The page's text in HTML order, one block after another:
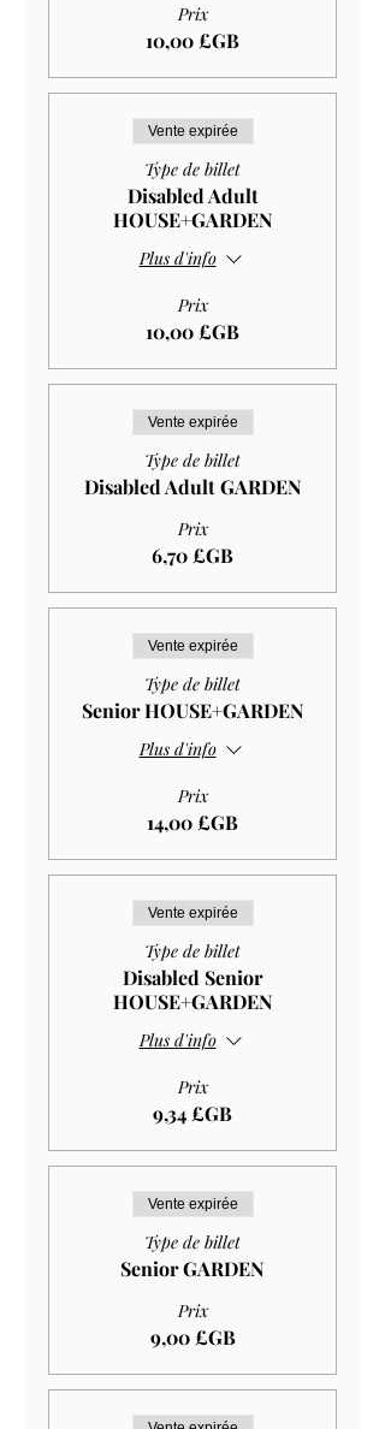
Prix
10,00 £GB
Vente expirée
Type de billet
Disabled Adult
HOUSE+GARDEN
Plus d'info
Prix
10,00 £GB
Vente expirée
Type de billet
Disabled Adult GARDEN
Prix
6,70 £GB
Vente expirée
Type de billet
Senior HOUSE+GARDEN
Plus d'info
Prix
14,00 £GB
Vente expirée
Type de billet
Disabled Senior
HOUSE+GARDEN
Plus d'info
Prix
9,34 £GB
Vente expirée
Type de billet
Senior GARDEN
Prix
9,00 £GB